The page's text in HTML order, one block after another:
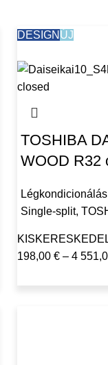
DESIGN ÚJ
TOSHIBA
WOOD R32
Légkondicionálás
Single-split,
198,00 € – 4